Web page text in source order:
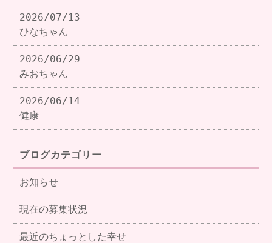
2026/07/13
ひなちゃん
2026/06/29
みおちゃん
2026/06/14
健康
ブログカテゴリー
お知らせ
現在の募集状況
最近のちょっとした幸せ